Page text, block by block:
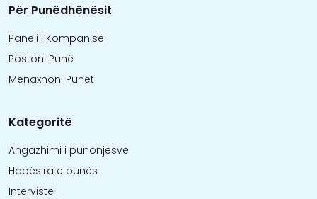
Për Punëdhënësit
Paneli i Kompanisë
Postoni Punë
Menaxhoni Punët
Kategoritë
Angazhimi i punonjësve
Hapësira e punës
Intervistë